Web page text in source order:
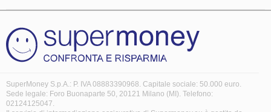
SuperMoney S.p.A.: P. IVA 08883390968. Capitale sociale: 50.000 euro.
Sede legale: Foro Buonaparte 50, 20121 Milano (MI). Telefono:
02124125047.